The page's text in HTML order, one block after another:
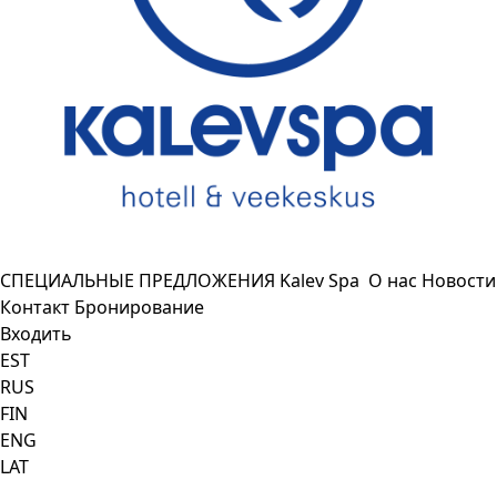
СПЕЦИАЛЬНЫЕ ПРЕДЛОЖЕНИЯ Kalev Spa О нас Новости
Контакт Бронирование
Входить
EST
RUS
FIN
ENG
LAT